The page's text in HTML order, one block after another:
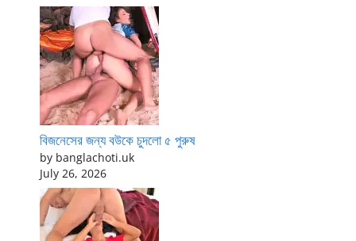
বিজনেসের জন্য বউকে চুদলো ৫ পুরুষ
by banglachoti.uk
July 26, 2026